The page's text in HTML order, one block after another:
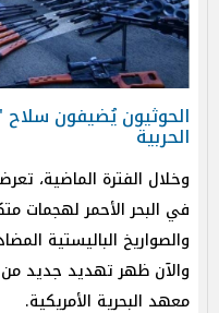
الحوثيون يُضيفون
الحربية
وخلال الفترة الماضية،
في البحر الأحمر لهجمات
والصواريخ الباليستية
والآن ظهر تهديد جديد
معهد البحرية الأمريكية.